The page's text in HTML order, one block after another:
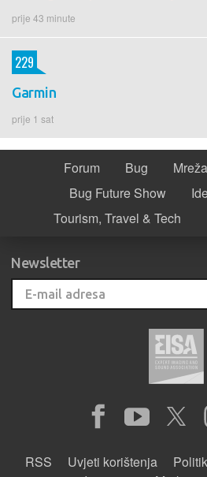
prije 43 minute
Garmin
prije 1 sat
229
Forum Bug Mreža
Bug Future Show
Tourism, Travel & Tech
Newsletter
RSS Uvjeti korištenja